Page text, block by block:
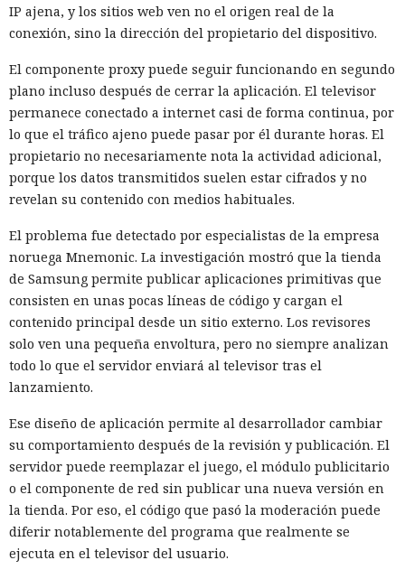
IP ajena, y los sitios web ven no el origen real de la
conexión, sino la dirección del propietario del dispositivo.
El componente proxy puede seguir funcionando en segundo
plano incluso después de cerrar la aplicación. El televisor
permanece conectado a internet casi de forma continua, por
lo que el tráfico ajeno puede pasar por él durante horas. El
propietario no necesariamente nota la actividad adicional,
porque los datos transmitidos suelen estar cifrados y no
revelan su contenido con medios habituales.
El problema fue detectado por especialistas de la empresa
noruega Mnemonic. La investigación mostró que la tienda
de Samsung permite publicar aplicaciones primitivas que
consisten en unas pocas líneas de código y cargan el
contenido principal desde un sitio externo. Los revisores
solo ven una pequeña envoltura, pero no siempre analizan
todo lo que el servidor enviará al televisor tras el
lanzamiento.
Ese diseño de aplicación permite al desarrollador cambiar
su comportamiento después de la revisión y publicación. El
servidor puede reemplazar el juego, el módulo publicitario
o el componente de red sin publicar una nueva versión en
la tienda. Por eso, el código que pasó la moderación puede
diferir notablemente del programa que realmente se
ejecuta en el televisor del usuario.